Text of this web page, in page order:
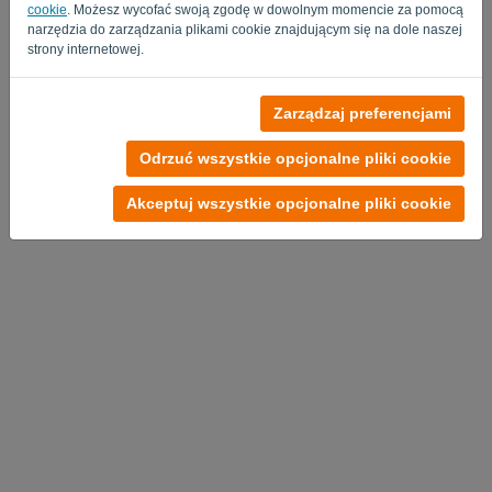
cookie . Możesz wycofać swoją zgodę w dowolnym momencie za pomocą
narzędzia do zarządzania plikami cookie znajdującym się na dole naszej
strony internetowej.
Zarządzaj preferencjami
Odrzuć wszystkie opcjonalne pliki cookie
Akceptuj wszystkie opcjonalne pliki cookie